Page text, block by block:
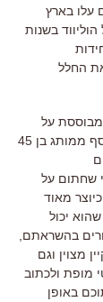
עלו בארץ
בשנות
החלל
על
ממותג בן 45
שחתום על
מאוד
יכול
בהשראתם
מצוין וגם
מופת ולכתוב
באופן